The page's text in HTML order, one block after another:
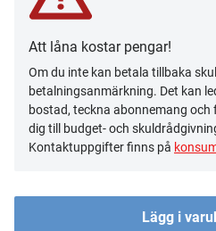
Att låna kostar pengar!
Om du inte kan betala tillbaka
betalningsanmärkning. Det kan
bostad, teckna abonnemang och
dig till budget- och
Kontaktuppgifter finns på
Lägg i